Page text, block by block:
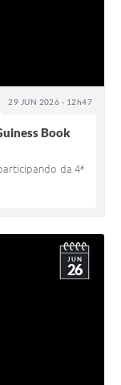
29 JUN 2026 - 12h47
Book
da 4ª
JUN
26